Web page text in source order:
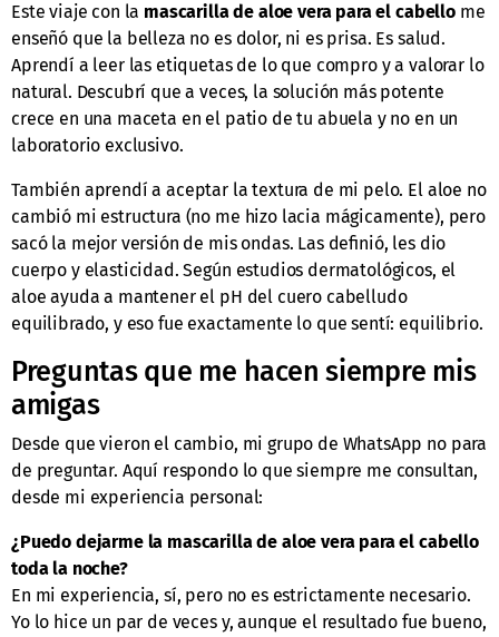
Este viaje con la mascarilla de aloe vera para el cabellome
enseñó que la belleza no es dolor, ni es prisa. Es salud.
Aprendí a leer las etiquetas de lo que compro y a valorar lo
natural. Descubrí que a veces, la solución más potente
crece en una maceta en el patio de tu abuela y no en un
laboratorio exclusivo.
También aprendí a aceptar la textura de mi pelo. El aloe no
cambió mi estructura (no me hizo lacia mágicamente), pero
sacó la mejor versión de mis ondas. Las definió, les dio
cuerpo y elasticidad. Según estudios dermatológicos, el
aloe ayuda a mantener el pH del cuero cabelludo
equilibrado, y eso fue exactamente lo que sentí: equilibrio.
Preguntas que me hacen siempre mis
amigas
Desde que vieron el cambio, mi grupo de WhatsApp no para
de preguntar. Aquí respondo lo que siempre me consultan,
desde mi experiencia personal:
¿Puedo dejarme la mascarilla de aloe vera para el cabello
toda la noche?
En mi experiencia, sí, pero no es estrictamente necesario.
Yo lo hice un par de veces y, aunque el resultado fue bueno,